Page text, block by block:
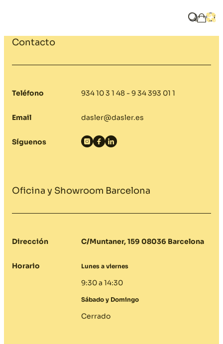
¿Qué
Mi
Contacto
Teléfono 934 10 3 1 48 - 9 34 393 01 1
Email dasler@dasler.es
Síguenos Instagram
Facebook
Linkedin
Oficina y Showroom Barcelona
Dirección C/Muntaner, 159 08036 Barcelona
Horario Lunes a viernes
9:30 a 14:30
Sábado y Domingo
Cerrado